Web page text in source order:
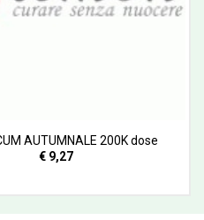
AUTUMNALE 200K dose
€ 9,27